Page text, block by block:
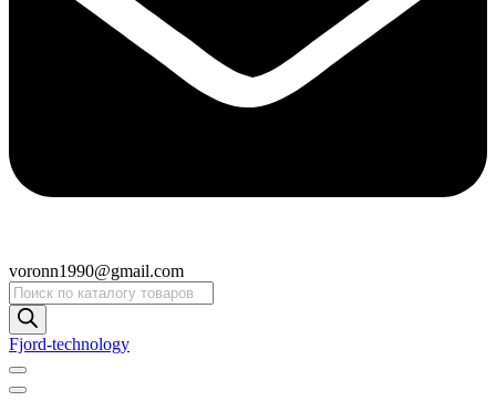
voronn1990@gmail.com
Поиск
товаров
Fjord-technology